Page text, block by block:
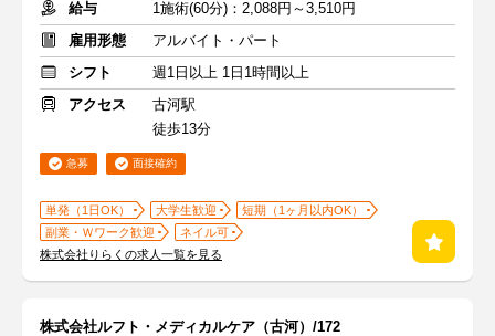
給与
1施術(60分)：2,088円～3,510円
雇用形態
アルバイト・パート
シフト
週1日以上 1日1時間以上
アクセス
古河駅
徒歩13分
急募 面接確約
単発（1日OK） 大学生歓迎
短期（1ヶ月以内OK）
副業・Ｗワーク歓迎
ネイル可
株式会社りらくの求人一覧を見る
株式会社ルフト・メディカルケア（古河）/172